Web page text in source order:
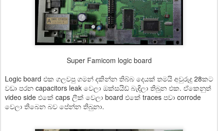
Super Famicom logic board
Logic board එක ගලවපු ගමන් දකින්න තිබ්බ දෙයක් තමයි අවුරුදු 28කට
වඩා පරන capacitors leak වෙලා ඔක්සයිඩ් බැඳිලා තිබුන එක. ඒකෙනුත්
video side එකේ caps ලීක් වෙලා board එකේ traces පවා corrode
වෙලා තිබෙන බව පේන්න තිබුනා.